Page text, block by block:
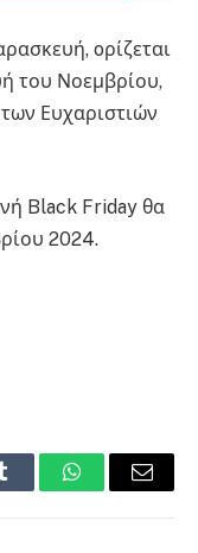
oρίζεται
του Νοεμβρίου,
Ευχαριστιών
Black Friday θα
2024.
Tumblr WhatsAppEmail